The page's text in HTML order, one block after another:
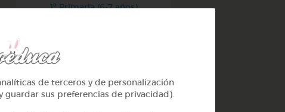
1º Primaria (6-7 años)
de terceros y de personalización
guardar sus preferencias de privacidad).